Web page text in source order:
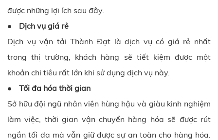
được những lợi ích sau đây.
• Dịch vụ giá rẻ
Dịch vụ vận tảiThành Đạtlà dịch vụ có giá rẻ nhất
trong thị trường, khách hàng sẽ tiết kiệm được một
khoản chi tiêu rất lớn khi sử dụng dịch vụ này.
• Tối đa hóa thời gian
Sở hữu đội ngũ nhân viên hùng hậu và giàu kinh nghiệm
làm việc, thời gian vận chuyển hàng hóa sẽ được rút
ngắn tối đa mà vẫn giữ được sự an toàn cho hàng hóa.